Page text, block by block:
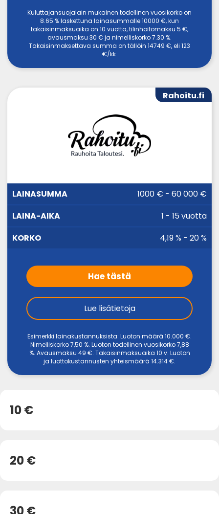
Kuluttajansuojalain mukainen todellinen vuosikorko on
8.65 % laskettuna lainasummalle 10000 €, kun
takaisinmaksuaika on 10 vuotta, tilinhoitomaksu 5 €,
avausmaksu 30 € ja nimelliskorko 7.30 %.
Takaisinmaksettava summa on tällöin 14749 €, eli 123
€/kk.
Rahoitu.fi
LAINASUMMA KORKO1000 € - 60 000 €
1 - 15 vuotta
4,19 % - 20 %
Hae tästä
Lue lisätietoja
Esimerkki lainakustannuksista: Luoton määrä 10.000 €.
Nimelliskorko 7,50 %. Luoton todellinen vuosikorko 7,88
%. Avausmaksu 49 €. Takaisinmaksuaika 10 v. Luoton
ja luottokustannusten yhteismäärä 14.314 €.
10 €
20 €
30 €